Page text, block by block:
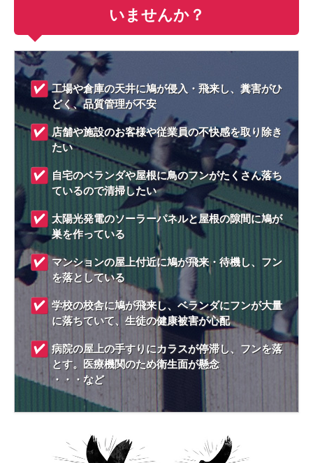
いませんか？
工場や倉庫の天井に鳩が侵入・飛来し、糞害がひ
どく、品質管理が不安
店舗や施設のお客様や従業員の不快感を取り除き
たい
自宅のベランダや屋根に鳥のフンがたくさん落ち
ているので清掃したい
太陽光発電のソーラーパネルと屋根の隙間に鳩が
巣を作っている
マンションの屋上付近に鳩が飛来・待機し、フン
を落としている
学校の校舎に鳩が飛来し、ベランダにフンが大量
に落ちていて、生徒の健康被害が心配
病院の屋上の手すりにカラスが停滞し、フンを落
とす。医療機関のため衛生面が懸念
・・・など